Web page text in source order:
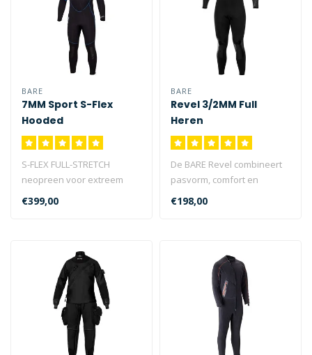
BARE
7MM Sport S-Flex
Hooded
S-FLEX FULL-STRETCH
neopreen voor extreem
comfort en mobiliteit...
€399,00
BARE
Revel 3/2MM Full
Heren
De BARE Revel combineert
pasvorm, comfort en
flexibiliteit voor uitstekende
€198,00